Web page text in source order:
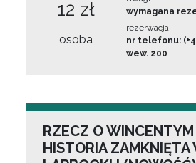
12 zł
osoba
wymagana
rezerwacja
nr telefonu:
wew. 200
RZECZ O
HISTORIA ZAMKNIĘTA